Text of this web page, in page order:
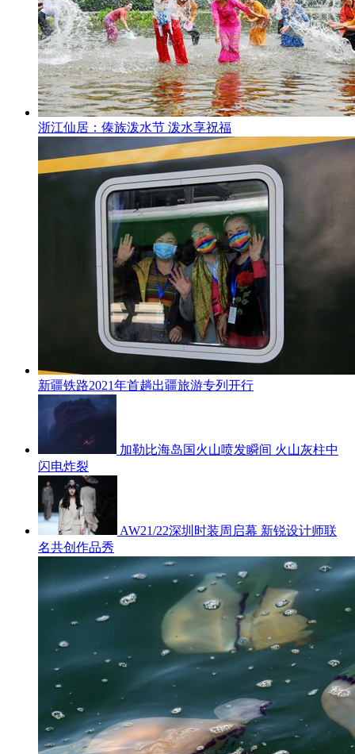
浙江仙居：傣族泼水节 泼水享祝福
新疆铁路2021年首趟出疆旅游专列开行
加勒比海岛国火山喷发瞬间 火山灰柱中
闪电炸裂
AW21/22深圳时装周启幕 新锐设计师联
名共创作品秀